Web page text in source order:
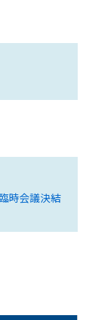
時会議決結